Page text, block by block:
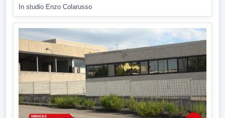
In studio Enzo Colarusso